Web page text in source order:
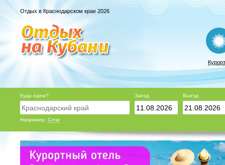
Отдых в Краснодарском крае 2026
Куда едем?
Например: Сочи
Заезд Выезд